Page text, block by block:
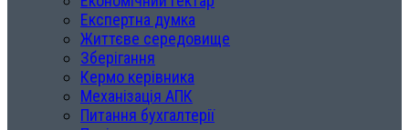
Експертна думка
Життєве середовище
Зберігання
Кермо керівника
Механізація АПК
Питання бухгалтерії